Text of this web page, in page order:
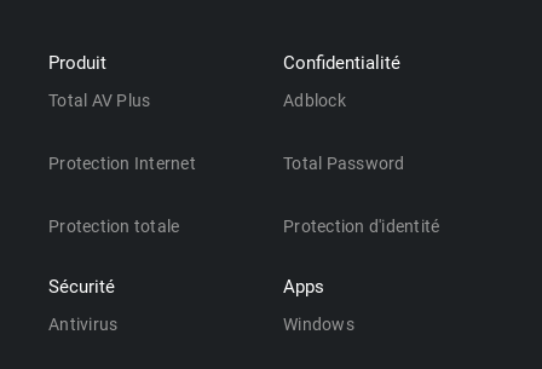
Produit
Total AV Plus
Protection Internet
Protection totale
Sécurité
Antivirus
Confidentialité
Adblock
Total Password
Protection d'identité
Apps
Windows